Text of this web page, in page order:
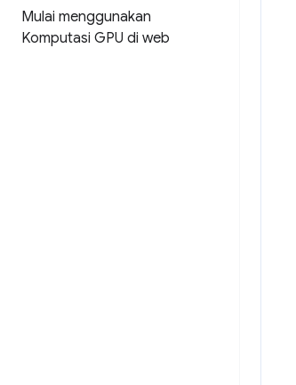
Mulai menggunakan
Komputasi GPU di web